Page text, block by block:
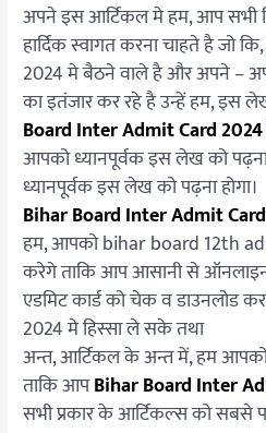
अपने इस आर्टिकल मे हम, आप सभी
हार्दिक स्वागत करना चाहते है जो कि,
2024 मे बैठने वाले है और अपने –
का इतंजार कर रहे है उन्हें हम, इस
Board Inter Admit Card 2024
आपको ध्यानपूर्वक इस लेख को
ध्यानपूर्वक इस लेख को पढ़ना होगा।
Bihar Board Inter Admit
हम, आपको bihar board 12th
करेगे ताकि आप आसानी से ऑनलाइन
एडमिट कार्ड को चेक व डाउनलोड
2024 मे हिस्सा ले सके तथा
अन्त, आर्टिकल के अन्त में, हम
ताकि आपBihar Board Inter
सभी प्रकार के आर्टिकल्स को सबसे